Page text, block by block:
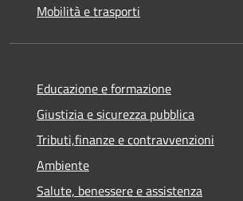
Mobilità e trasporti
Educazione e formazione
Giustizia e sicurezza pubblica
Tributi,finanze e contravvenzioni
Ambiente
Salute, benessere e assistenza